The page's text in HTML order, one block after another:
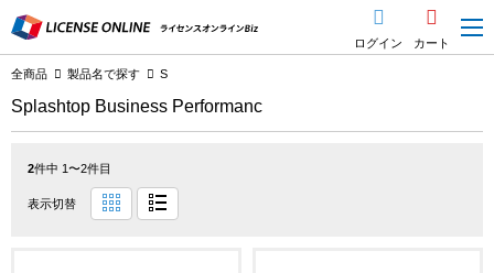
ログイン カート
全商品 製品名で探す S
Splashtop Business Performanc
2件中 1〜2件目
表示切替